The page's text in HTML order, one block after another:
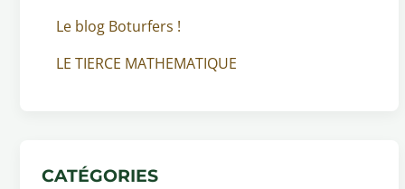
Le blog Boturfers !
LE TIERCE MATHEMATIQUE
CATÉGORIES